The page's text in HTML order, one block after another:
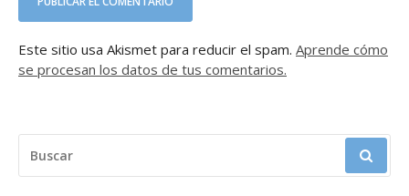
Este sitio usa Akismet para reducir el spam. Aprende cómo
se procesan los datos de tus comentarios.